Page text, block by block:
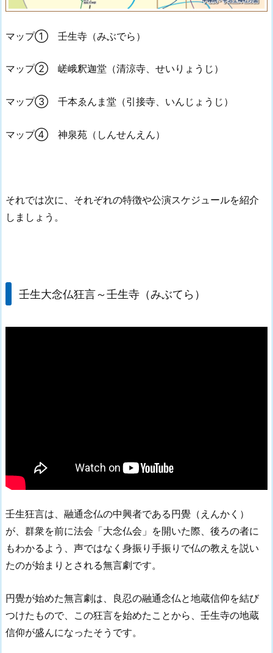
マップ① 壬生寺（みぶでら）
マップ② 嵯峨釈迦堂（清涼寺、せいりょうじ）
マップ③ 千本ゑんま堂（引接寺、いんじょうじ）
マップ④ 神泉苑（しんせんえん）
それでは次に、それぞれの特徴や公演スケジュールを紹介
しましょう。
壬生大念仏狂言～壬生寺（みぶてら）
壬生狂言は、融通念仏の中興者である円覺（えんかく）
が、群衆を前に法会「大念仏会」を開いた際、後ろの者に
もわかるよう、声ではなく身振り手振りで仏の教えを説い
たのが始まりとされる無言劇です。
円覺が始めた無言劇は、良忍の融通念仏と地蔵信仰を結び
つけたもので、この狂言を始めたことから、壬生寺の地蔵
信仰が盛んになったそうです。